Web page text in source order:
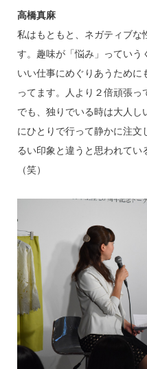
高橋真麻
私はもともと、ネガティブな
す。趣味が「悩み」っていう
いい仕事にめぐりあうため
ってます。人より２倍頑張っ
でも、独りでいる時は大人
にひとりで行って静かに注文
るい印象と違うと思われてい
（笑）